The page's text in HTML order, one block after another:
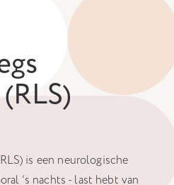
is een neurologische
‘s nachts - last hebt van
het correct functioneren van
u niet uitschakelen.
van derden insluiten, zoals
Het uitschakelen hiervan
van de website verwijderen.
van onze website
anoniem